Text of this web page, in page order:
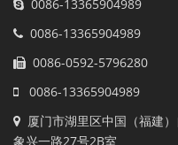
0086-13365904989
0086-13365904989
0086-0592-5796280
0086-13365904989
厦门市湖里区中国（福建
象兴一路27号2B室